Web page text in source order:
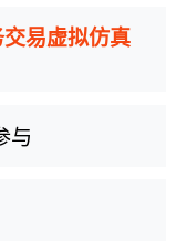
易虚拟仿真
与